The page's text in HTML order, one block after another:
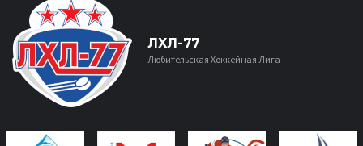
ЛХЛ-77
Любительская Хоккейная Лига